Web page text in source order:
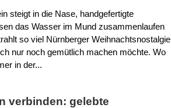
steigt in die Nase, handgefertigte
das Wasser im Mund zusammenlaufen
so viel Nürnberger Weihnachtsnostalgie
nur noch gemütlich machen möchte. Wo
in der...
verbinden: gelebte